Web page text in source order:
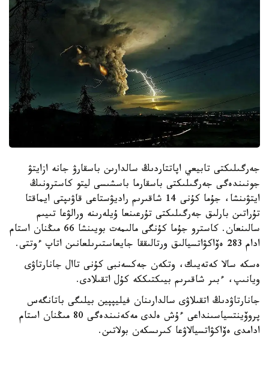
جەرگىلىكتى تابيعي اپاتتاردىڭ سالدارىن باسقارۋ جانە ازايتۋ
جونىندەگى جەرگىلىكتى باسقارما باسشىسى ليتو كاسترونىڭ
ايتۋىنشا، جۇما كۇنى 14 شاقىرىم راديۋستاعى قاۋىپتى ايماقتا
تۇراتىن بارلىق جەرگىلىكتى تۇرعىنعا ۇيلەرىنە ورالۋعا تىيىم
سالىنعان. كاسترو جۇما كۇنگى مالىمەت بويىنشا 66 مىڭنان استام
ادام 283 ەۆاكۋاتسيالىق ورتالىققا جايعاستىرىلعانىن اتاپ ءوتتى.
ەسكە سالا كەتەيىك، وتكەن جەكسەنبى كۇنى تاال جانارتاۋى
ويانىپ، ءبىر شاقىرىم بيىكتىككە كۇل اتقىلادى.
جانارتاۋدىڭ اتقىلاۋى سالدارىنان فيليپپين بيلىگى باتانگەس
پروۆينتسياسىنداعى ءۇش ەلدى مەكەنىندەگى 80 مىڭنان استام
ادامدى ەۆاكۋاتسيالاۋعا كىرىسكەن بولاتىن.